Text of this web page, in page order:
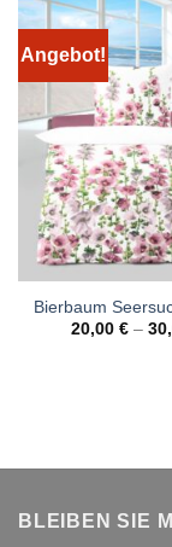
Angebot!
Bierbaum
20,00 €–
BLEIBEN SIE